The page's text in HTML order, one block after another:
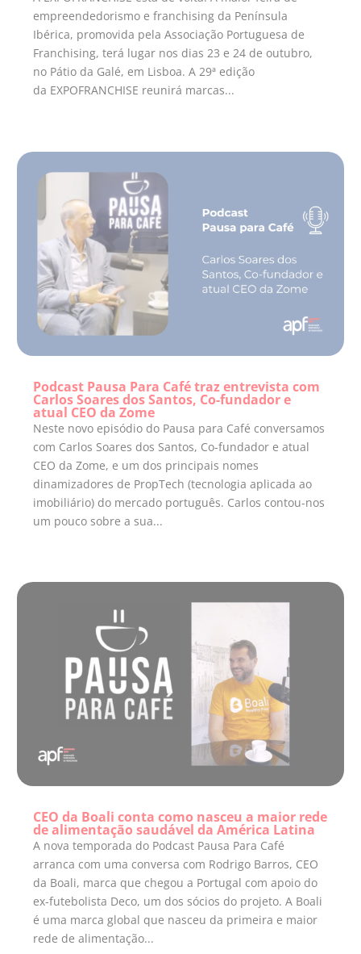
empreendedorismo e franchising da Península
Ibérica, promovida pela Associação Portuguesa de
Franchising, terá lugar nos dias 23 e 24 de outubro,
no Pátio da Galé, em Lisboa. A 29ª edição
da EXPOFRANCHISE reunirá marcas...
Podcast Pausa Para Café traz entrevista com
Carlos Soares dos Santos, Co-fundador e
atual CEO da Zome
Neste novo episódio do Pausa para Café conversamos
com Carlos Soares dos Santos, Co-fundador e atual
CEO da Zome, e um dos principais nomes
dinamizadores de PropTech (tecnologia aplicada ao
imobiliário) do mercado português. Carlos contou-nos
um pouco sobre a sua...
CEO da Boali conta como nasceu a maior rede
de alimentação saudável da América Latina
A nova temporada do Podcast Pausa Para Café
arranca com uma conversa com Rodrigo Barros, CEO
da Boali, marca que chegou a Portugal com apoio do
ex-futebolista Deco, um dos sócios do projeto. A Boali
é uma marca global que nasceu da primeira e maior
rede de alimentação...